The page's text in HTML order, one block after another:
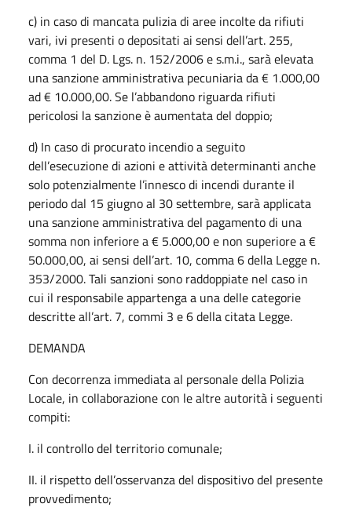
c) in caso di mancata pulizia di aree incolte da rifiuti
vari, ivi presenti o depositati ai sensi dell’art. 255,
comma 1 del D. Lgs. n. 152/2006 e s.m.i., sarà elevata
una sanzione amministrativa pecuniaria da € 1.000,00
ad € 10.000,00. Se l’abbandono riguarda rifiuti
pericolosi la sanzione è aumentata del doppio;
d) In caso di procurato incendio a seguito
dell’esecuzione di azioni e attività determinanti anche
solo potenzialmente l’innesco di incendi durante il
periodo dal 15 giugno al 30 settembre, sarà applicata
una sanzione amministrativa del pagamento di una
somma non inferiore a € 5.000,00 e non superiore a €
50.000,00, ai sensi dell’art. 10, comma 6 della Legge n.
353/2000. Tali sanzioni sono raddoppiate nel caso in
cui il responsabile appartenga a una delle categorie
descritte all’art. 7, commi 3 e 6 della citata Legge.
DEMANDA
Con decorrenza immediata al personale della Polizia
Locale, in collaborazione con le altre autorità i seguenti
compiti:
I. il controllo del territorio comunale;
II. il rispetto dell’osservanza del dispositivo del presente
provvedimento;